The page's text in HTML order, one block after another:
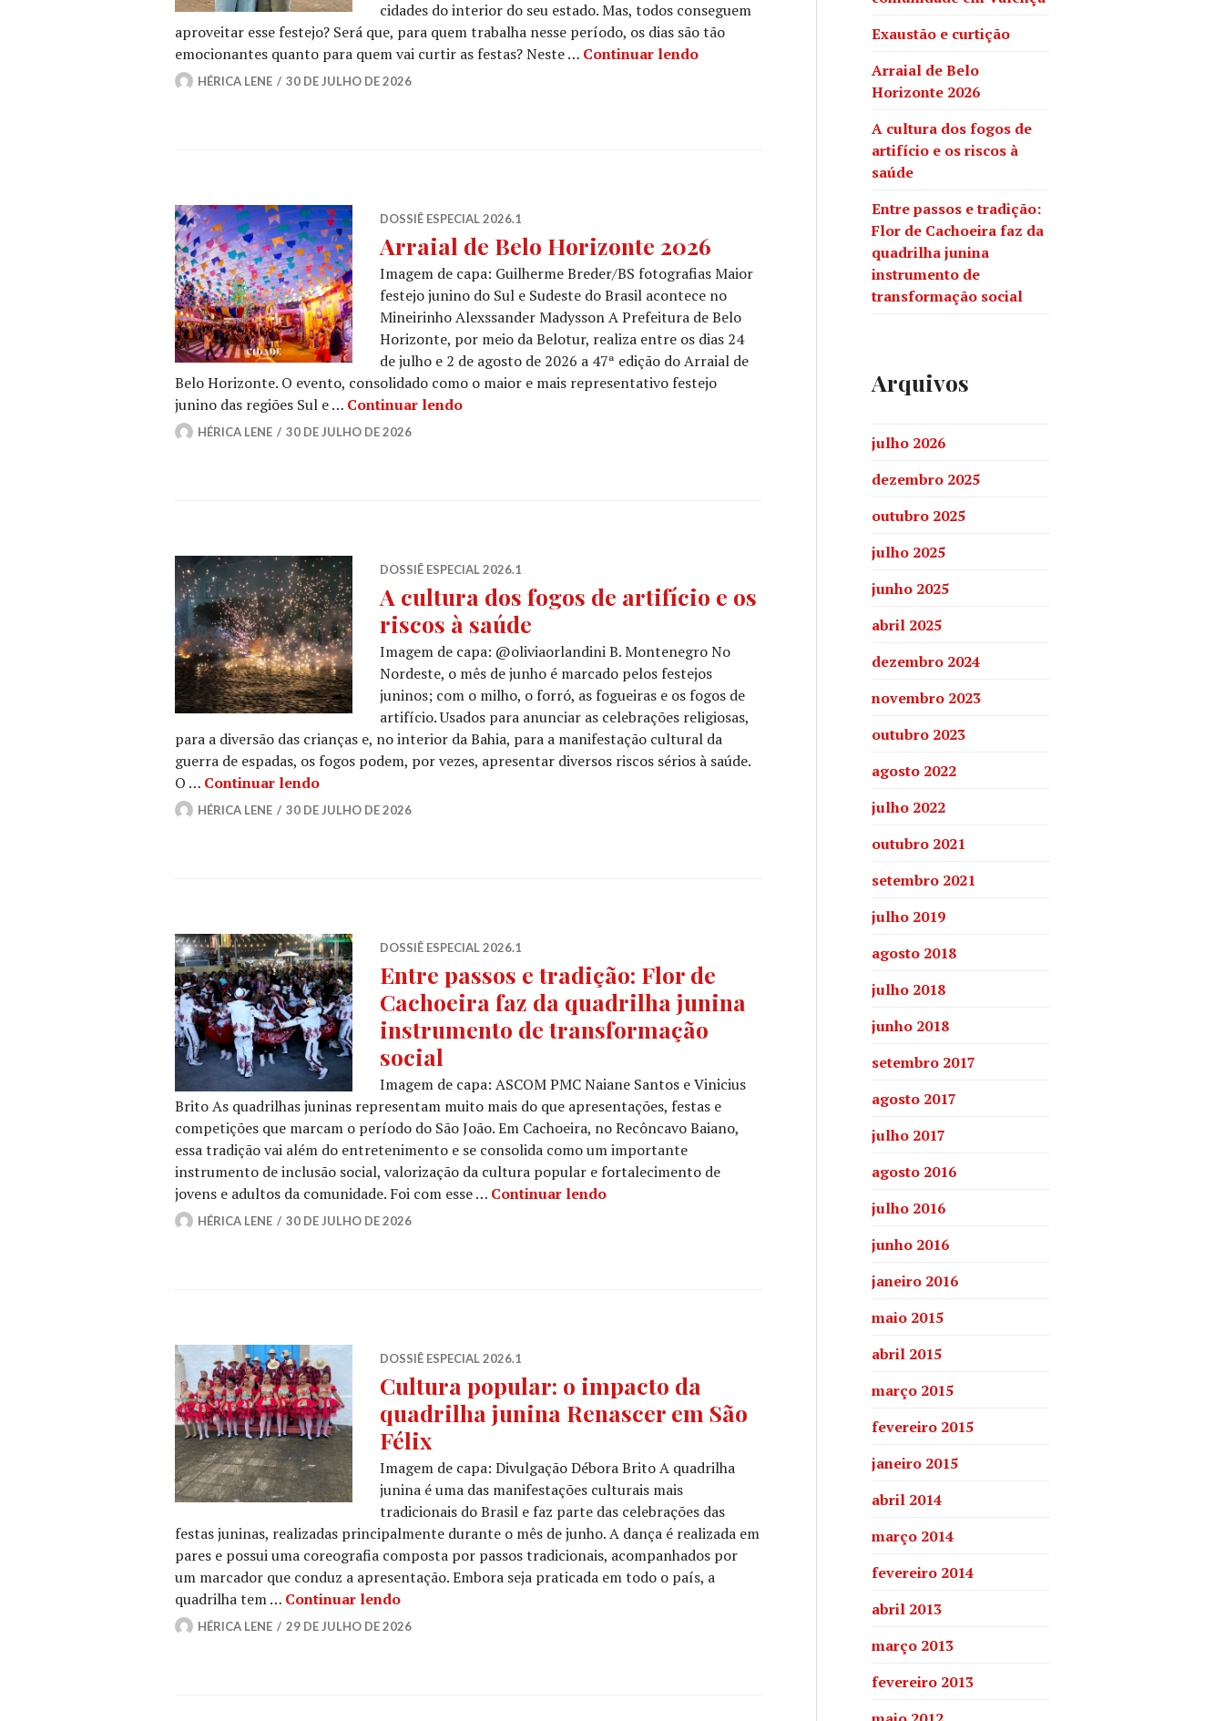
cidades do interior do seu estado. Mas, todos conseguem
aproveitar esse festejo? Será que, para quem trabalha nesse período, os dias são tão
emocionantes quanto para quem vai curtir as festas? Neste … Continuar lendoExaustão e curtição
HÉRICA LENE 30 DE JULHO DE 2026
DOSSIÊ ESPECIAL 2026.1
Arraial de Belo Horizonte 2026
Imagem de capa: Guilherme Breder/BS fotografias Maior
festejo junino do Sul e Sudeste do Brasil acontece no
Mineirinho Alexssander Madysson A Prefeitura de Belo
Horizonte, por meio da Belotur, realiza entre os dias 24
de julho e 2 de agosto de 2026 a 47ª edição do Arraial de
Belo Horizonte. O evento, consolidado como o maior e mais representativo festejo
junino das regiões Sul e … Continuar lendoArraial de Belo Horizonte 2026
HÉRICA LENE 30 DE JULHO DE 2026
DOSSIÊ ESPECIAL 2026.1
A cultura dos fogos de artifício e os
riscos à saúde
Imagem de capa: @oliviaorlandini B. Montenegro No
Nordeste, o mês de junho é marcado pelos festejos
juninos; com o milho, o forró, as fogueiras e os fogos de
artifício. Usados para anunciar as celebrações religiosas,
para a diversão das crianças e, no interior da Bahia, para a manifestação cultural da
guerra de espadas, os fogos podem, por vezes, apresentar diversos riscos sérios à saúde.
O … Continuar lendoA cultura dos fogos de artifício e os riscos à saúde
HÉRICA LENE 30 DE JULHO DE 2026
DOSSIÊ ESPECIAL 2026.1
Entre passos e tradição: Flor de
Cachoeira faz da quadrilha junina
instrumento de transformação
social
Imagem de capa: ASCOM PMC Naiane Santos e Vinicius
Brito As quadrilhas juninas representam muito mais do que apresentações, festas e
competições que marcam o período do São João. Em Cachoeira, no Recôncavo Baiano,
essa tradição vai além do entretenimento e se consolida como um importante
instrumento de inclusão social, valorização da cultura popular e fortalecimento de
jovens e adultos da comunidade. Foi com esse … Continuar lendoEntre passos e tradição: Flor de Cachoeira faz da quadrilha junina instrumento de
HÉRICA LENE 30 DE JULHO DE 2026
DOSSIÊ ESPECIAL 2026.1
Cultura popular: o impacto da
quadrilha junina Renascer em São
Félix
Imagem de capa: Divulgação Débora Brito A quadrilha
junina é uma das manifestações culturais mais
tradicionais do Brasil e faz parte das celebrações das
festas juninas, realizadas principalmente durante o mês de junho. A dança é realizada em
pares e possui uma coreografia composta por passos tradicionais, acompanhados por
um marcador que conduz a apresentação. Embora seja praticada em todo o país, a
quadrilha tem … Continuar lendoCultura popular: o impacto da quadrilha junina Renascer em São Félix
HÉRICA LENE 29 DE JULHO DE 2026
Exaustão e curtição
Arraial de Belo
Horizonte 2026
A cultura dos fogos de
artifício e os riscos à
saúde
Entre passos e tradição:
Flor de Cachoeira faz da
quadrilha junina
instrumento de
transformação social
Arquivos
julho 2026
dezembro 2025
outubro 2025
julho 2025
junho 2025
abril 2025
dezembro 2024
novembro 2023
outubro 2023
agosto 2022
julho 2022
outubro 2021
setembro 2021
julho 2019
agosto 2018
julho 2018
junho 2018
setembro 2017
agosto 2017
julho 2017
agosto 2016
julho 2016
junho 2016
janeiro 2016
maio 2015
abril 2015
março 2015
fevereiro 2015
janeiro 2015
abril 2014
março 2014
fevereiro 2014
abril 2013
março 2013
fevereiro 2013